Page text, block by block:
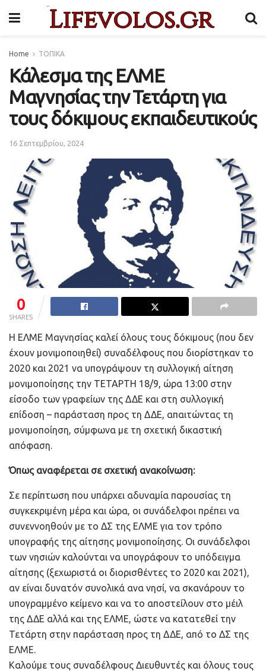
Home ΤΟΠΙΚΑ
Κάλεσμα της ΕΛΜΕ
Μαγνησίας την Τετάρτη για
τους δόκιμους εκπαιδευτικούς
16 Σεπτεμβρίου, 2024
0
SHARES
Η ΕΛΜΕ Μαγνησίας καλεί όλους τους δόκιμους (που δεν
έχουν μονιμοποιηθεί) συναδέλφους που διορίστηκαν το
2020 και 2021 να υπογράψουν τη συλλογική αίτηση
μονιμοποίησης την ΤΕΤΑΡΤΗ 18/9, ώρα 13:00 στην
είσοδο των γραφείων της ΔΔΕ και στη συλλογική
επίδοση – παράσταση προς τη ΔΔΕ, απαιτώντας τη
μονιμοποίηση, σύμφωνα με τη σχετική δικαστική
απόφαση.
Όπως αναφέρεται σε σχετική ανακοίνωση:
Σε περίπτωση που υπάρχει αδυναμία παρουσίας τη
συγκεκριμένη μέρα και ώρα, οι συνάδελφοι πρέπει να
συνεννοηθούν με το ΔΣ της ΕΛΜΕ για τον τρόπο
υπογραφής της αίτησης μονιμοποίησης. Οι συνάδελφοι
των νησιών καλούνται να υπογράφουν το υπόδειγμα
αίτησης (ξεχωριστά οι διορισθέντες το 2020 και 2021),
αν είναι δυνατόν συνολικά ανα νησί, να σκανάρουν το
υπογραμμένο κείμενο και να το αποστείλουν στο μέιλ
της ΔΔΕ αλλά και της ΕΛΜΕ, ώστε να κατατεθεί την
Τετάρτη στην παράσταση προς τη ΔΔΕ, από το ΔΣ της
ΕΛΜΕ.
Καλούμε τους συναδέλφους Διευθυντές και όλους τους